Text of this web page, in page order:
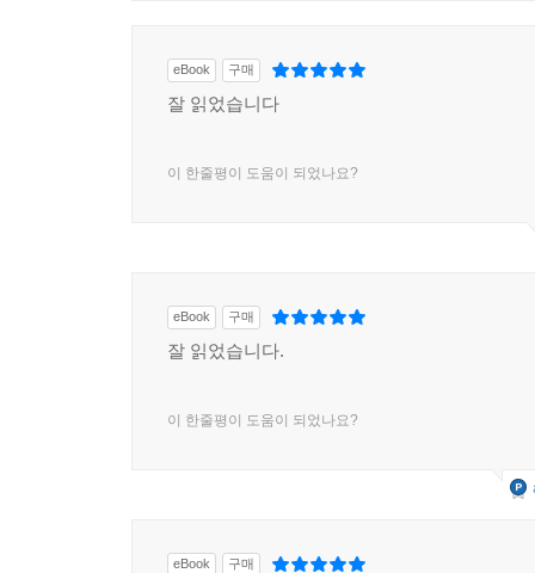
eBook 구매
잘 읽었습니다
이 한줄평이 도움이 되었나요?
eBook 구매
잘 읽었습니다.
이 한줄평이 도움이 되었나요?
eBook 구매